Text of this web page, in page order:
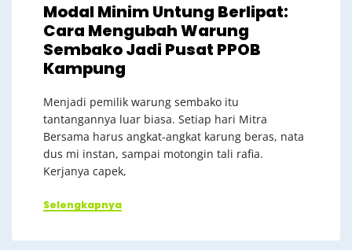
Modal Minim Untung Berlipat:
Cara Mengubah Warung
Sembako Jadi Pusat PPOB
Kampung
Menjadi pemilik warung sembako itu
tantangannya luar biasa. Setiap hari Mitra
Bersama harus angkat-angkat karung beras, nata
dus mi instan, sampai motongin tali rafia.
Kerjanya capek,
Selengkapnya